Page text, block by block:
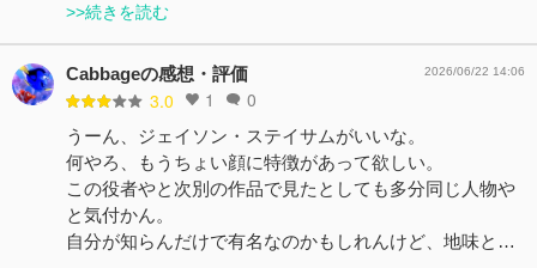
>>続きを読む
Cabbageの感想・評価
3.0 1 0
2026/06/22 14:06
うーん、ジェイソン・ステイサムがいいな。
何やろ、もうちょい顔に特徴があって欲しい。
この役者やと次別の作品で見たとしても多分同じ人物や
と気付かん。
自分が知らんだけで有名なのかもしれんけど、地味と…